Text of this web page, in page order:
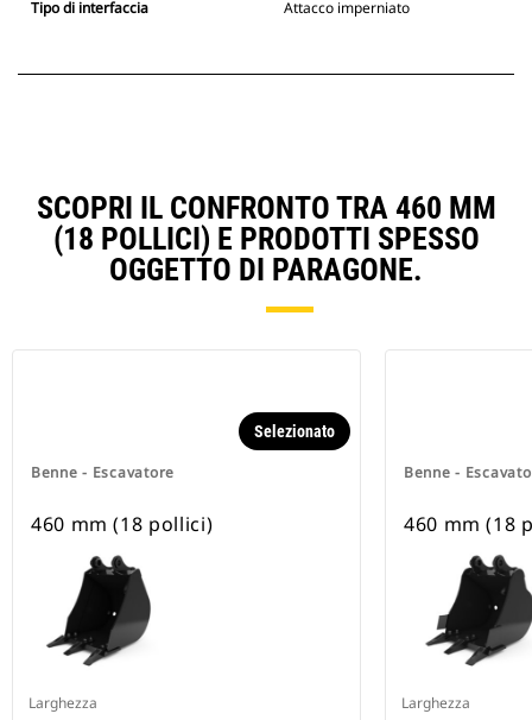
Tipo di interfaccia Attacco imperniato
SCOPRI IL CONFRONTO TRA 460 MM
(18 POLLICI) E PRODOTTI SPESSO
OGGETTO DI PARAGONE.
Benne - Escavatore
Selezionato
460 mm (18 pollici)
Larghezza
Benne -
460 mm (18
Larghezza